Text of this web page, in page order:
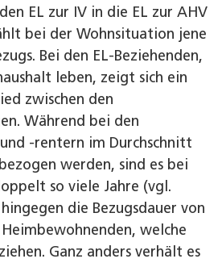
EL zur IV in die EL zur AHV
bei der Wohnsituation jene
Bei den EL-Beziehenden,
leben, zeigt sich ein
zwischen den
Während bei den
-rentern im Durchschnitt
werden, sind es bei
so viele Jahre (vgl.
die Bezugsdauer von
welche
Ganz anders verhält es